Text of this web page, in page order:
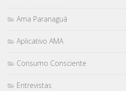
Ama Paranaguá
Aplicativo AMA
Consumo Consciente
Entrevistas